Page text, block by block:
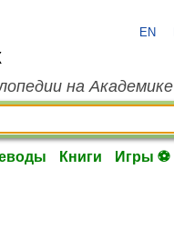
EN
на Академике
Книги Игры ⚽